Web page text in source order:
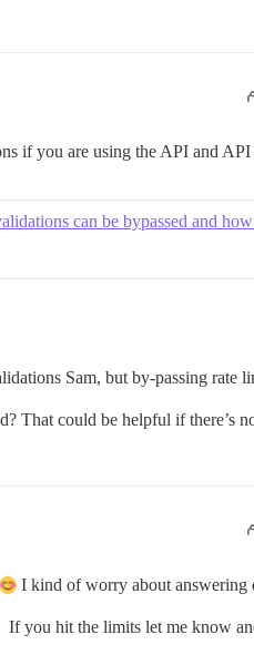
if you are using the API and
can be bypassed and
Sam, but by-passing rate
That could be helpful if there’s
I kind of worry about answering
If you hit the limits let me know